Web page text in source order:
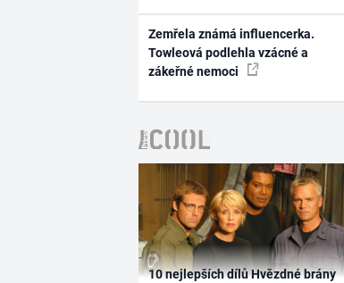
Zemřela známá influencerka.
Towleová podlehla vzácné a
zákeřné nemoci
10 nejlepších dílů Hvězdné brány